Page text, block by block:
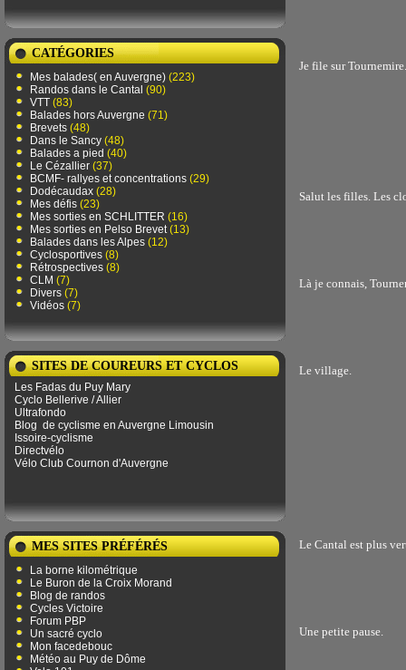
CATÉGORIES
Mes balades( en Auvergne) (223)
Randos dans le Cantal (90)
VTT (83)
Balades hors Auvergne (71)
Brevets (48)
Dans le Sancy (48)
Balades a pied (40)
Le Cézallier (37)
BCMF- rallyes et concentrations (29)
Dodécaudax (28)
Mes défis (23)
Mes sorties en SCHLITTER (16)
Mes sorties en Pelso Brevet(13)
Balades dans les Alpes (12)
Cyclosportives (8)
Rétrospectives (8)
CLM (7)
Divers (7)
Vidéos (7)
SITES DE COUREURS ET CYCLOS
Les Fadas du Puy Mary
Cyclo Bellerive / Allier
Ultrafondo
Blog de ​​cyclisme en Auvergne Limousin
Issoire-cyclisme
Directvélo
Vélo Club Cournon d'Auvergne
MES SITES PRÉFÉRÉS
La borne kilométrique
Le Buron de la Croix Morand
Blog de randos
Cycles Victoire
Forum PBP
Un sacré cyclo
Mon facedebouc
Météo au Puy de Dôme
Je file sur Tournemire.
Salut les filles. Les
Là je connais,
Le village.
Le Cantal est plus
Une petite pause.